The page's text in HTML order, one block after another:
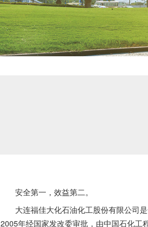
荣誉资质
安全第一，效益第二。
大连福佳大化石油化工股份有限公司
2005年经国家发改委审批，由中国石化工